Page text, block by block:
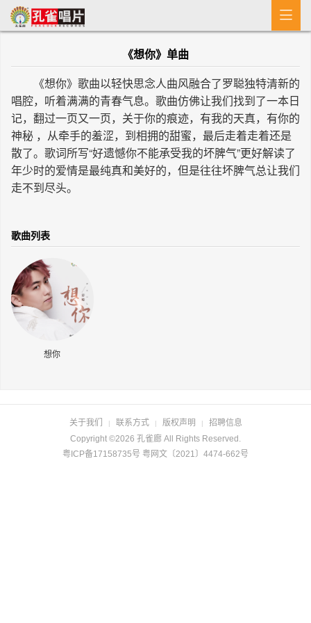
首 页
MV
新闻
艺人介绍
专辑

《想你》单曲
《想你》歌曲以轻快思念人曲风融合了罗聪独特清新的
唱腔，听着满满的青春气息。歌曲仿佛让我们找到了一本日
记，翻过一页又一页，关于你的痕迹，有我的天真，有你的
神秘 ，从牵手的羞涩，到相拥的甜蜜，最后走着走着还是
散了。歌词所写“好遗憾你不能承受我的坏脾气”更好解读了
年少时的爱情是最纯真和美好的，但是往往坏脾气总让我们
走不到尽头。
歌曲列表
想你
关于我们 | 联系方式 | 版权声明 |
招聘信息
Copyright ©2026 孔雀廊 All Rights Reserved.
粤ICP备17158735号 粤网文〔2021〕4474-662号